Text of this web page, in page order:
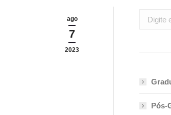
ago
7
2023
Search:
Pós-